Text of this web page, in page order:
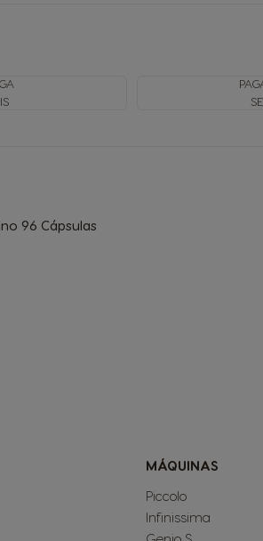
96 Cápsulas
MÁQUINAS
Piccolo
Infinissima